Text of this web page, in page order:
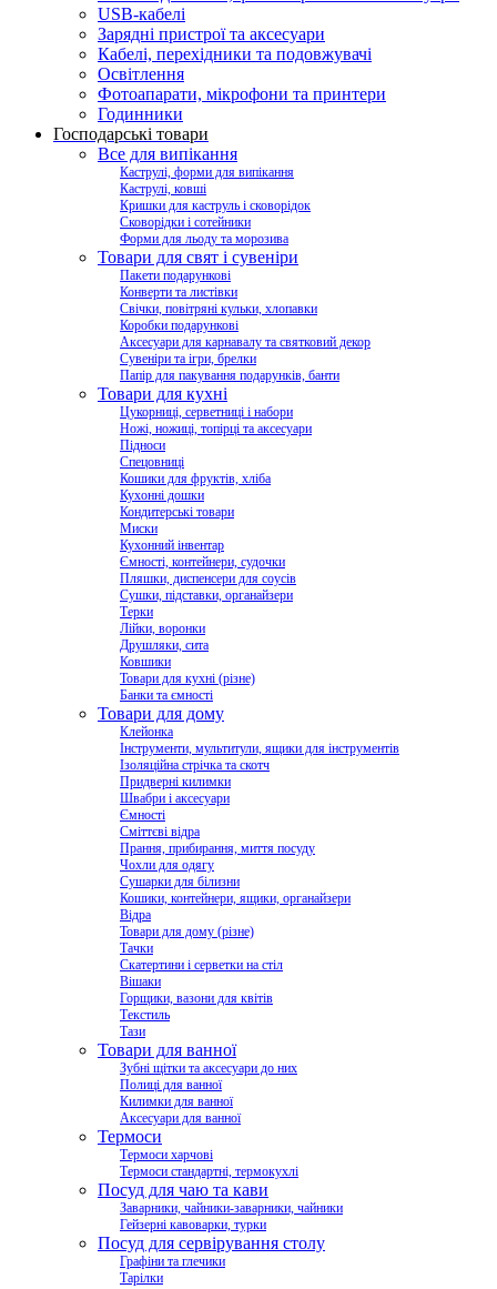
USB-кабелі
Зарядні пристрої та аксесуари
Кабелі, перехідники та подовжувачі
Освітлення
Фотоапарати, мікрофони та принтери
Годинники
Господарські товари
Все для випікання
Каструлі, форми для випікання
Каструлі, ковші
Кришки для каструль і сковорідок
Сковорідки і сотейники
Форми для льоду та морозива
Товари для свят і сувеніри
Пакети подарункові
Конверти та листівки
Свічки, повітряні кульки, хлопавки
Коробки подарункові
Аксесуари для карнавалу та святковий декор
Сувеніри та ігри, брелки
Папір для пакування подарунків, банти
Товари для кухні
Цукорниці, серветниці і набори
Ножі, ножиці, топірці та аксесуари
Підноси
Спецовниці
Кошики для фруктів, хліба
Кухонні дошки
Кондитерські товари
Миски
Кухонний інвентар
Ємності, контейнери, судочки
Пляшки, диспенсери для соусів
Сушки, підставки, органайзери
Терки
Лійки, воронки
Друшляки, сита
Ковшики
Товари для кухні (різне)
Банки та ємності
Товари для дому
Клейонка
Інструменти, мультитули, ящики для інструментів
Ізоляційна стрічка та скотч
Придверні килимки
Швабри і аксесуари
Ємності
Сміттєві відра
Прання, прибирання, миття посуду
Чохли для одягу
Сушарки для білизни
Кошики, контейнери, ящики, органайзери
Відра
Товари для дому (різне)
Тачки
Скатертини і серветки на стіл
Вішаки
Горщики, вазони для квітів
Текстиль
Тази
Товари для ванної
Зубні щітки та аксесуари до них
Полиці для ванної
Килимки для ванної
Аксесуари для ванної
Термоси
Термоси харчові
Термоси стандартні, термокухлі
Посуд для чаю та кави
Заварники, чайники-заварники, чайники
Гейзерні кавоварки, турки
Посуд для сервірування столу
Графіни та глечики
Тарілки